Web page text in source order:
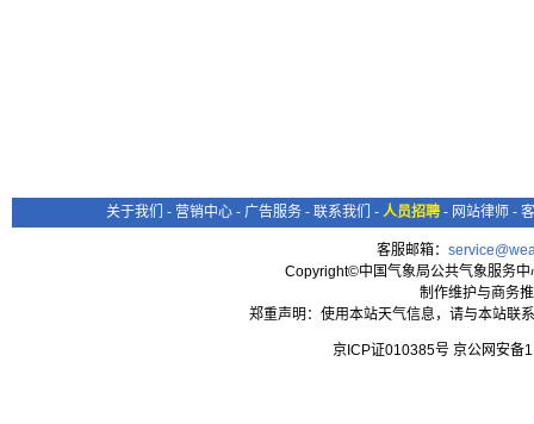
关于我们 - 营销中心 - 广告服务 - 联系我们 - 人员招聘 - 网站律师 -
客服邮箱：
Copyright©中国气象局公共气象服务
制作维护与商务
郑重声明：使用本站天气信息，请与本站联
京ICP证010385号 京公网安备